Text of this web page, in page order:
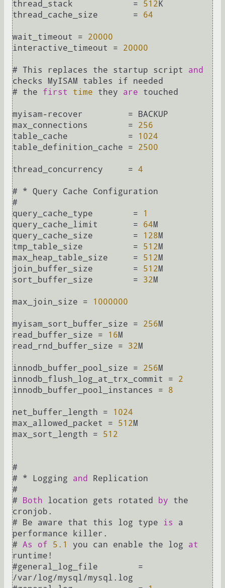
= 512K
thread_cache_size = 64
wait_timeout =
20000
interactive_timeout = 20000
# This replaces the startup script and
checks MyISAM tables if needed
# the first time they are touched
myisam- recover = BACKUP
max_connections =
256
table_cache =
1024
table_definition_cache = 2500
thread_concurrency = 4
# * Query Cache Configuration
#
query_cache_type =
1
query_cache_limit = 64M
query_cache_size = 128M
tmp_table_size = 512M
max_heap_table_size = 512M
join_buffer_size = 512M
sort_buffer_size = 32M
max_join_size = 1000000
myisam_sort_buffer_size = 256M
read_buffer_size = 16M
read_rnd_buffer_size = 32M
innodb_buffer_pool_size = 256M
innodb_flush_log_at_trx_commit =
2
innodb_buffer_pool_instances = 8
net_buffer_length =
1024
max_allowed_packet = 512M
max_sort_length = 512
#
# * Logging and
Replication
#
# Both location gets rotated by the
cronjob.
# Be aware that this log type is
a
performance killer.
# As of 5.1 you can enable the log at
runtime !
#general_log_file =
/var /log/mysql/mysql.log